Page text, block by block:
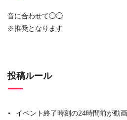
音に合わせて◯◯
※推奨となります
投稿ルール
イベント終了時刻の24時間前が動